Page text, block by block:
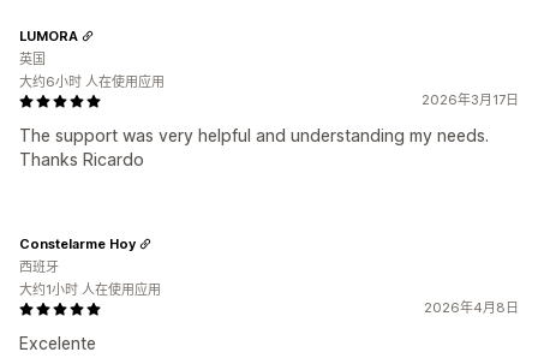
2026年3月17日
The support was very helpful and understanding my needs.
Thanks Ricardo
LUMORA
英国
大约6小时 人在使用应用
2026年4月8日
Excelente
Constelarme Hoy
西班牙
大约1小时 人在使用应用